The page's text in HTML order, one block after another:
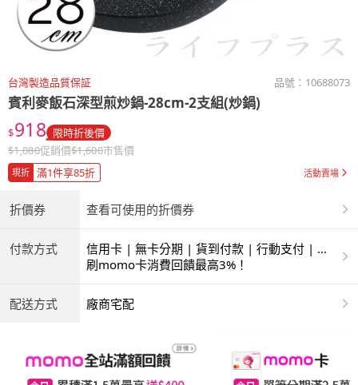
台灣製造品質保証 品號： 10688073
賓利麥飯石深型煎炒鍋-28cm-2支組(炒鍋)
$918 限時折後價
$1,080促銷價$1,600市售價
現折 滿1件享85折 活動賣場
折價券 查看可使用的折價券
付款方式
信用卡 | 無卡分期 | 貨到付款 | 行動支付 | 超
商付款 | ATM | 銀聯卡 | 銀行帳戶付款
刷momo卡消費回饋最高3%！
配送方式 廠商宅配